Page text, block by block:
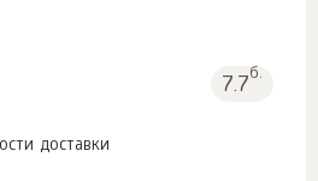
7.7б.
доставки